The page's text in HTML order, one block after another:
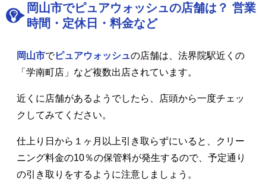
岡山市でピュアウォッシュの店舗は？ 営業
時間・定休日・料金など
岡山市でピュアウォッシュの店舗は、法界院駅近くの
「学南町店」など複数出店されています。
近くに店舗があるようでしたら、店頭から一度チェッ
クしてみてください。
仕上り日から１ヶ月以上引き取らずにいると、クリー
ニング料金の10％の保管料が発生するので、予定通り
の引き取りをするように注意しましょう。